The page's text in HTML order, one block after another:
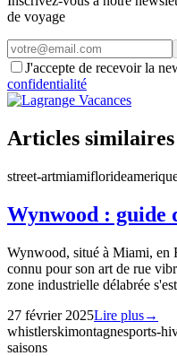
de voyage
J'accepte de recevoir la
confidentialité
Articles similaires
street-artmiamifloride
Wynwood :
Wynwood, situé à Miami, en
connu pour son art de rue
zone industrielle délabrée
27 février 2025Lire plus→
whistlerskimontagnesports-
saisons